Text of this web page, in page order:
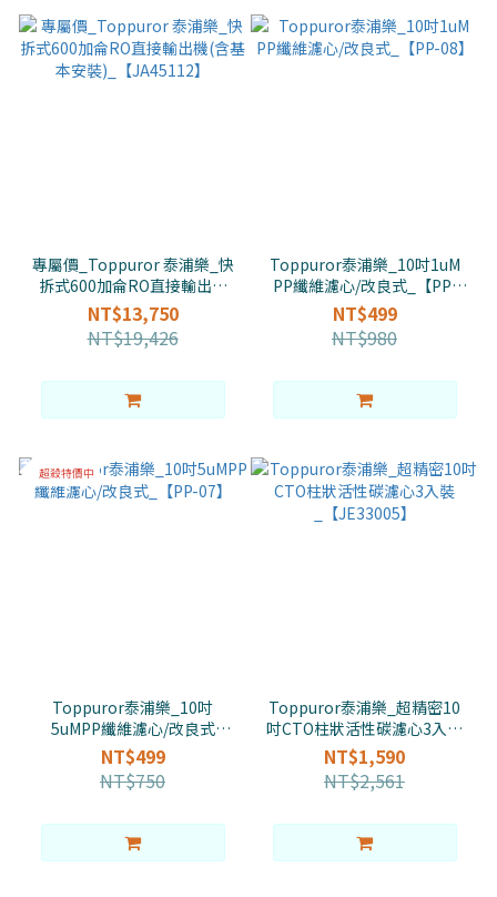
專屬價_Toppuror 泰浦樂_快
拆式600加侖RO直接輸出機
(含基本安裝)_【JA45112】
NT$13,750
NT$19,426
Toppuror泰浦樂_10吋1uM
PP纖維濾心/改良式_【PP-
08】
NT$499
NT$980
超殺特價中
Toppuror泰浦樂_10吋
5uMPP纖維濾心/改良式
_【PP-07】
NT$499
NT$750
Toppuror泰浦樂_超精密10
吋CTO柱狀活性碳濾心3入裝
_【JE33005】
NT$1,590
NT$2,561